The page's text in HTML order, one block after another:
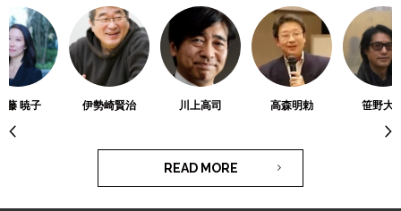
藤 暁子 伊勢崎賢治 川上高司 高森明勅 笹野大
READ MORE